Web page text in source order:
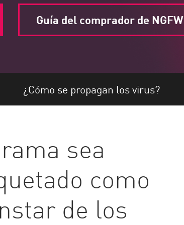
Guía del comprador de NGFW
¿Cómo se propagan los virus?
sea
como
de los